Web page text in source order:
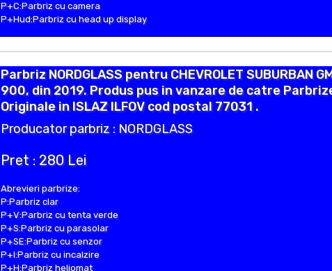
P+C:Parbriz cu camera
P+Hud:Parbriz cu head up display
Parbriz NORDGLASS pentru CHEVROLET SUBURBAN
900, din 2019. Produs pus in vanzare de catre
Originale in ISLAZ ILFOV cod postal 77031 .
Producator parbriz : NORDGLASS
Pret : 280 Lei
Abrevieri parbrize:
P:Parbriz clar
P+V:Parbriz cu tenta verde
P+S:Parbriz cu parasolar
P+SE:Parbriz cu senzor
P+I:Parbriz cu incalzire
P+H:Parbriz heliomat